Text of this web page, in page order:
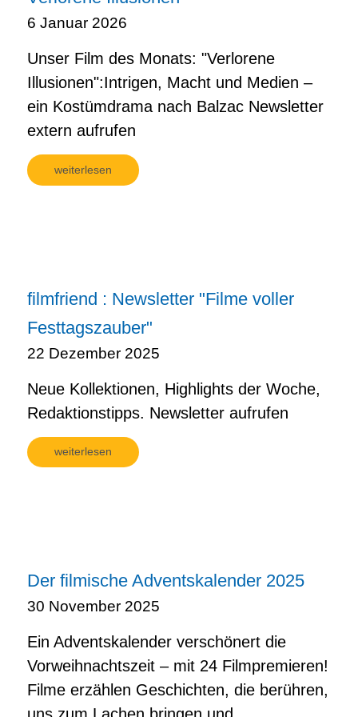
6 Januar 2026
Unser Film des Monats: "Verlorene
Illusionen":Intrigen, Macht und Medien –
ein Kostümdrama nach Balzac Newsletter
extern aufrufen
weiterlesen
filmfriend : Newsletter "Filme voller
Festtagszauber"
22 Dezember 2025
Neue Kollektionen, Highlights der Woche,
Redaktionstipps. Newsletter aufrufen
weiterlesen
Der filmische Adventskalender 2025
30 November 2025
Ein Adventskalender verschönert die
Vorweihnachtszeit – mit 24 Filmpremieren!
Filme erzählen Geschichten, die berühren,